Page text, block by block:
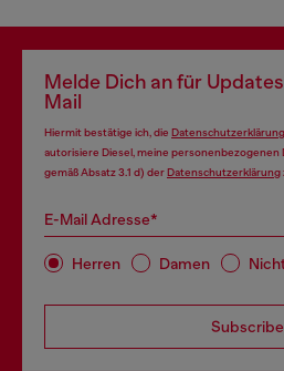
Melde Dich an für
Mail
Hiermit bestätige ich, die Datenschutzerklärung
autorisiere Diesel, meine personenbezogenen
gemäß Absatz 3.1 d) der Datenschutzerklärung
E-Mail Adresse*
Herren Damen
Subscribe